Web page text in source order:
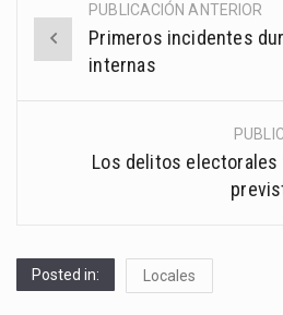
Post
navigation
PUBLICACIÓN ANTERIOR
Primeros incidentes
internas
Los delitos electorales
Posted in: Locales